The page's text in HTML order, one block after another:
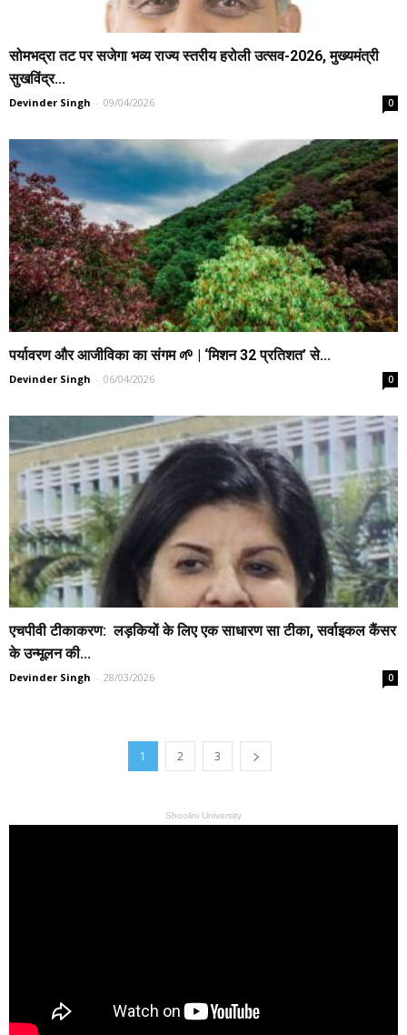
सोमभद्रा तट पर सजेगा भव्य राज्य स्तरीय हरोली उत्सव-2026, मुख्यमंत्री
सुखविंद्र...
Devinder Singh - 09/04/2026 0
पर्यावरण और आजीविका का संगम 🌱 | ‘मिशन 32 प्रतिशत’ से...
Devinder Singh - 06/04/2026 0
एचपीवी टीकाकरण: लड़कियों के लिए एक साधारण सा टीका, सर्वाइकल कैंसर
के उन्मूलन की...
Devinder Singh - 28/03/2026 0
1 2 3
Shoolini University